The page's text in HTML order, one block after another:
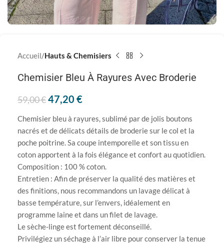
Accueil Hauts & Chemisiers
Chemisier Bleu À Rayures Avec Broderie
59,00€47,20 €
Chemisier bleu à rayures, sublimé par de jolis boutons
nacrés et de délicats détails de broderie sur le col et la
poche poitrine. Sa coupe intemporelle et son tissu en
coton apportent à la fois élégance et confort au quotidien.
Composition : 100 % coton.
Entretien : Afin de préserver la qualité des matières et
des finitions, nous recommandons un lavage délicat à
basse température, sur l’envers, idéalement en
programme laine et dans un filet de lavage.
Le sèche-linge est fortement déconseillé.
Privilégiez un séchage à l’air libre pour conserver la tenue